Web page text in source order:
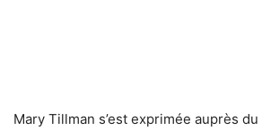
Mary Tillman s’est exprimée auprès du